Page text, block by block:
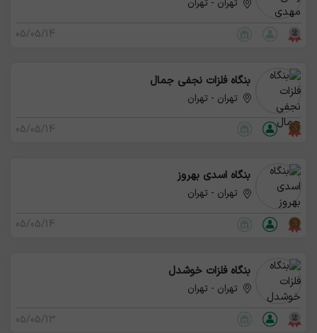
تهران - تهران
05/05/14
بنگاه فلزات نجفی جمال
تهران - تهران
05/05/14
بنگاه اسدی بهروز
تهران - تهران
05/05/14
بنگاه فلزات خوشدل
تهران - تهران
05/05/13